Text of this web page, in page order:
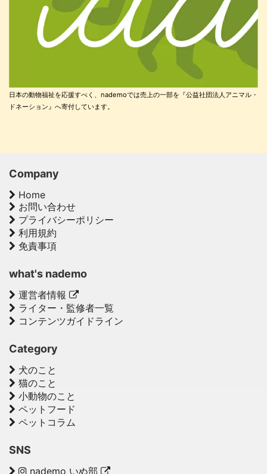
日本の動物福祉を応援すべく、nademoでは売上の一部を『公益社団法人アニマル・
ドネーション』へ寄付しています。
Company
Home
お問い合わせ
プライバシーポリシー
利用規約
免責事項
what's nademo
運営者情報
ライター・監修者一覧
コンテンツガイドライン
Category
犬のこと
猫のこと
小動物のこと
ペットフード
ペットコラム
SNS
nademo いぬ部